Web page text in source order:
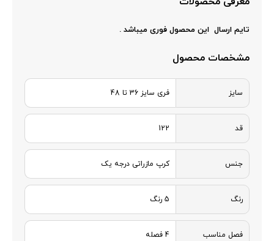
تایم ارسال این محصول فوری میباشد .
مشخصات محصول
سایز فری سایز 36 تا 48
قد 122
جنس کرپ مازراتی درجه یک
رنگ 5 رنگ
فصل مناسب 4 فصله